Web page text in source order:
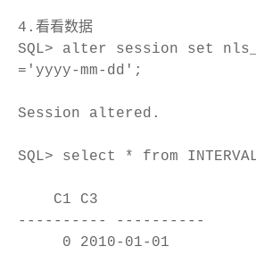
4.看看数据
SQL> alter session set
='yyyy-mm-dd';
Session altered.
SQL> select * from
C1 C3
---------- ----------
0 2010-01-01